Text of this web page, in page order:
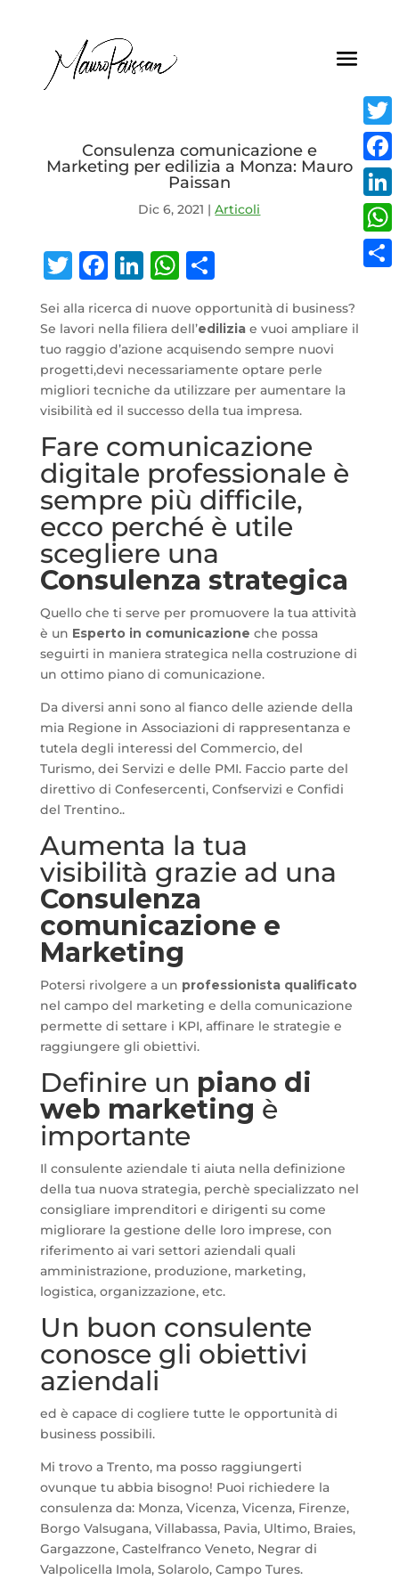
Consulenza comunicazione e
Marketing per edilizia a Monza: Mauro
Paissan
Dic 6, 2021 |Articoli
Twitter
Facebook
LinkedIn
WhatsApp
Condividi
Sei alla ricerca di nuove opportunità di business?
Se lavori nella filiera dell’ediliziae vuoi ampliare il
tuo raggio d’azione acquisendo sempre nuovi
progetti,devi necessariamente optare perle
migliori tecniche da utilizzare per aumentare la
visibilità ed il successo della tua impresa.
Fare comunicazione
digitale professionale è
sempre più difficile,
ecco perché è utile
scegliere una
Consulenza strategica
Quello che ti serve per promuovere la tua attività
è un Esperto in comunicazione che possa
seguirti in maniera strategica nella costruzione di
un ottimo piano di comunicazione.
Da diversi anni sono al fianco delle aziende della
mia Regione in Associazioni di rappresentanza e
tutela degli interessi del Commercio, del
Turismo, dei Servizi e delle PMI. Faccio parte del
direttivo di Confesercenti, Confservizi e Confidi
del Trentino..
Aumenta la tua
visibilità grazie ad una
Consulenza
comunicazione e
Marketing
Potersi rivolgere a un professionista qualificato
nel campo del marketing e della comunicazione
permette di settare i KPI, affinare le strategie e
raggiungere gli obiettivi.
Definire un piano di
web marketing è
importante
Il consulente aziendale ti aiuta nella definizione
della tua nuova strategia, perchè specializzato nel
consigliare imprenditori e dirigenti su come
migliorare la gestione delle loro imprese, con
riferimento ai vari settori aziendali quali
amministrazione, produzione, marketing,
logistica, organizzazione, etc.
Un buon consulente
conosce gli obiettivi
aziendali
ed è capace di cogliere tutte le opportunità di
business possibili.
Mi trovo a Trento, ma posso raggiungerti
ovunque tu abbia bisogno! Puoi richiedere la
consulenza da: Monza, Vicenza, Vicenza, Firenze,
Borgo Valsugana, Villabassa, Pavia, Ultimo, Braies,
Gargazzone, Castelfranco Veneto, Negrar di
Valpolicella Imola, Solarolo, Campo Tures.